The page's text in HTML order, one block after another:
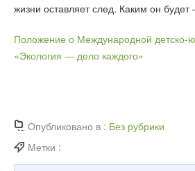
жизни оставляет след. Каким он
Положение о Международной детско-
«Экология — дело каждого»
Опубликовано в : Без рубрики
Метки :